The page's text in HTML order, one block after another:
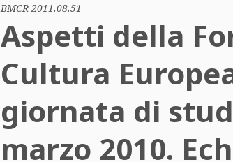
BMCR 2011.08.51
Aspetti della
Cultura
giornata di
marzo 2010.